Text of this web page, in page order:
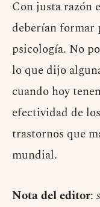
Con justa razón
deberían formar
psicología. No
lo que dijo
cuando hoy
efectividad de
trastornos que
mundial.
Nota del editor: